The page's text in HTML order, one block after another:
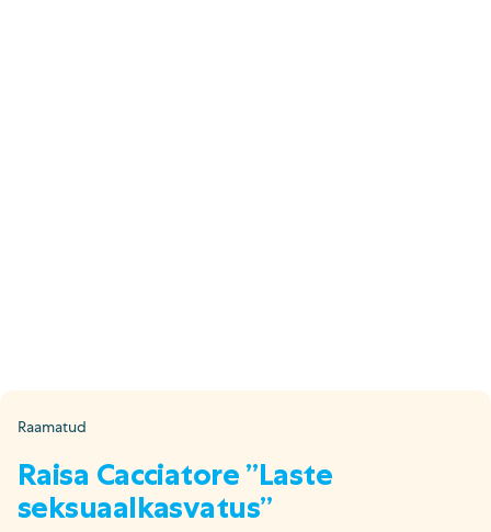
Raamatud
Raisa Cacciatore ”Laste
seksuaalkasvatus”